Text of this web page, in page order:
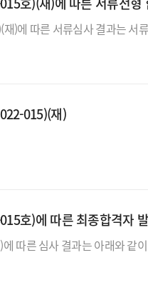
015)(재)
호)에 따른 최종합격자